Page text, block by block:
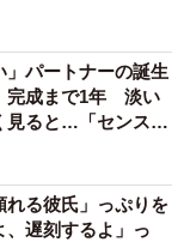
」パートナーの誕生
完成まで1年 淡い
ると…「センスす
れる彼氏」っぷりを
遅刻するよ」っ